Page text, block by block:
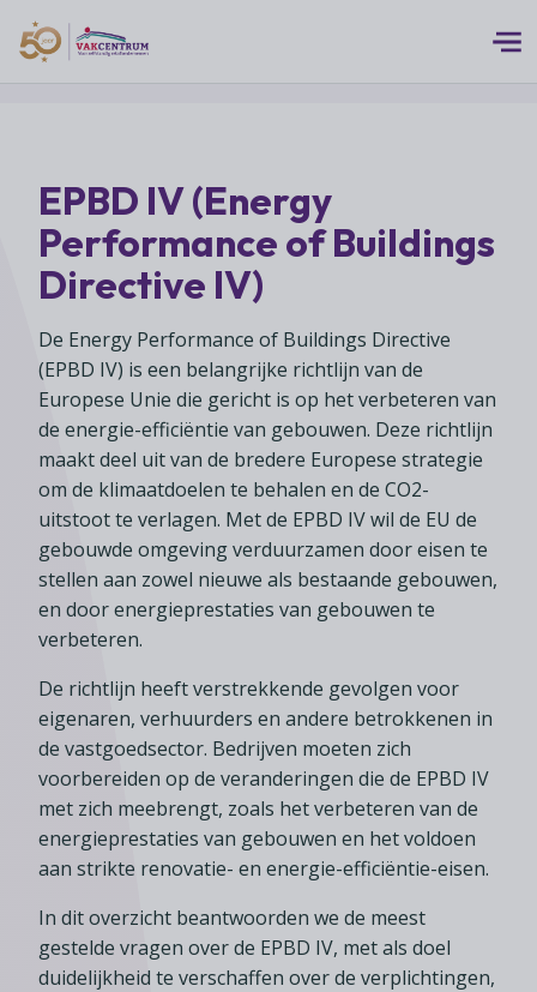
A-Z
Agenda
Contact
Inloggen
Zoeken
MEERwaarde
Assortiment
Digitalisering
Franchise
Innovatie
Klanten
Ondernemerschap
Werkgeverschap
Branches
Branches overzicht
Foodspecialiteitenwinkels
Biologische speciaalzaken
Drogisterijen
Drankenspeciaalzaken
Huishoudelijke artikelenzaken
Koken en tafelen
Zoetwarenwinkels
Speelgoed, hobby- en feestartikelen
Branchecijfers
Advies
Advies overzicht
Bedrijfsjuridisch advies
Bedrijfseconomisch advies
Franchise advies
Verenigingsondersteuning
Fiscaal advies
Tarieven en voorwaarden
Vakcentrum Expertise
Vakcentrum Expertise overzicht
Belangenbehartiging
Advies
Diensten
Kennis & inspiratie
Ledenvoordeel
Publicatieoverzicht
Over Vakcentrum
Over Vakcentrum overzicht
Lid worden
Besturen
Statuten
Vacatures
Partners
Jaarverslag
Pers
In English
Agenda
EPBD IV (Energy
Performance of Buildings
Directive IV)
De Energy Performance of Buildings Directive
(EPBD IV) is een belangrijke richtlijn van de
Europese Unie die gericht is op het verbeteren van
de energie-efficiëntie van gebouwen. Deze richtlijn
maakt deel uit van de bredere Europese strategie
om de klimaatdoelen te behalen en de CO2-
uitstoot te verlagen. Met de EPBD IV wil de EU de
gebouwde omgeving verduurzamen door eisen te
stellen aan zowel nieuwe als bestaande gebouwen,
en door energieprestaties van gebouwen te
verbeteren.
De richtlijn heeft verstrekkende gevolgen voor
eigenaren, verhuurders en andere betrokkenen in
de vastgoedsector. Bedrijven moeten zich
voorbereiden op de veranderingen die de EPBD IV
met zich meebrengt, zoals het verbeteren van de
energieprestaties van gebouwen en het voldoen
aan strikte renovatie- en energie-efficiëntie-eisen.
In dit overzicht beantwoorden we de meest
gestelde vragen over de EPBD IV, met als doel
duidelijkheid te verschaffen over de verplichtingen,